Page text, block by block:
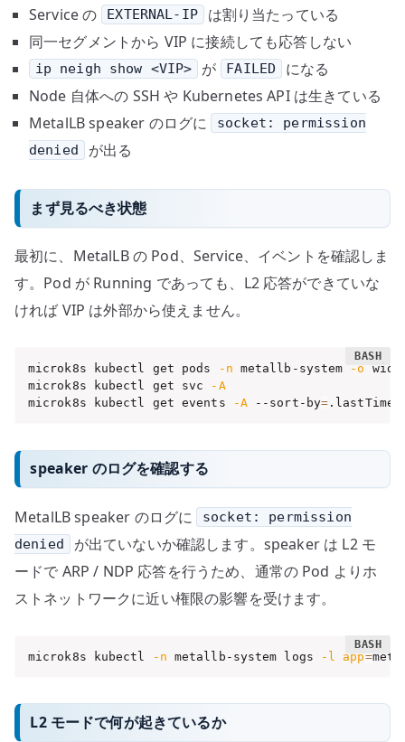
Service の EXTERNAL-IP
は割り当たっている
同一セグメントから VIP に接続しても応答しない
ip neigh show <VIP> が FAILED
になる
Node 自体への SSH や Kubernetes API は生きている
MetalLB speaker のログに
socket: permission
denied
が出る
まず見るべき状態
最初に、MetalLB の Pod、Service、イベントを確認しま
す。Pod が Running であっても、L2 応答ができていな
ければ VIP は外部から使えません。
microk8s kubectl get pods -n metallb-system -o
wide
microk8s kubectl get svc
-A
microk8s kubectl get events
-A --sort-by=
speaker のログを確認する
MetalLB speaker のログに
socket: permission
denied
が出ていないか確認します。speaker は L2 モ
ードで ARP / NDP 応答を行うため、通常の Pod よりホ
ストネットワークに近い権限の影響を受けます。
microk8s kubectl -n metallb-system logs -l app=
L2 モードで何が起きているか